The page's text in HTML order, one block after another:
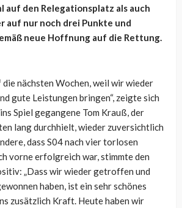
auf den Relegationsplatz als auch
auf nur noch drei Punkte und
neue Hoffnung auf die Rettung.
die nächsten Wochen, weil wir wieder
gute Leistungen bringen“, zeigte sich
Spiel gegangene Tom Krauß, der
lang durchhielt, wieder zuversichtlich
dass S04 nach vier torlosen
vorne erfolgreich war, stimmte den
„Dass wir wieder getroffen und
haben, ist ein sehr schönes
zusätzlich Kraft. Heute haben wir